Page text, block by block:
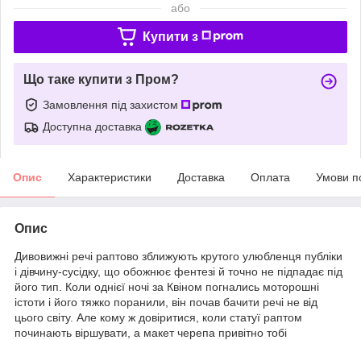
або
Купити з
Що таке купити з Пром?
Замовлення під захистом
Доступна доставка
Опис Характеристики Доставка Оплата Умови
Опис
Дивовижні речі раптово зближують крутого улюбленця публіки
і дівчину-сусідку, що обожнює фентезі й точно не підпадає під
його тип. Коли однієї ночі за Квіном погнались моторошні
істоти і його тяжко поранили, він почав бачити речі не від
цього світу. Але кому ж довіритися, коли статуї раптом
починають віршувати, а макет черепа привітно тобі